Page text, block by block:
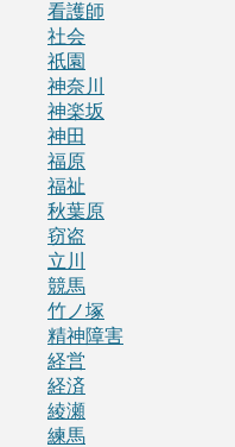
看護師
社会
祇園
神奈川
神楽坂
神田
福原
福祉
秋葉原
窃盗
立川
競馬
竹ノ塚
精神障害
経営
経済
綾瀬
練馬